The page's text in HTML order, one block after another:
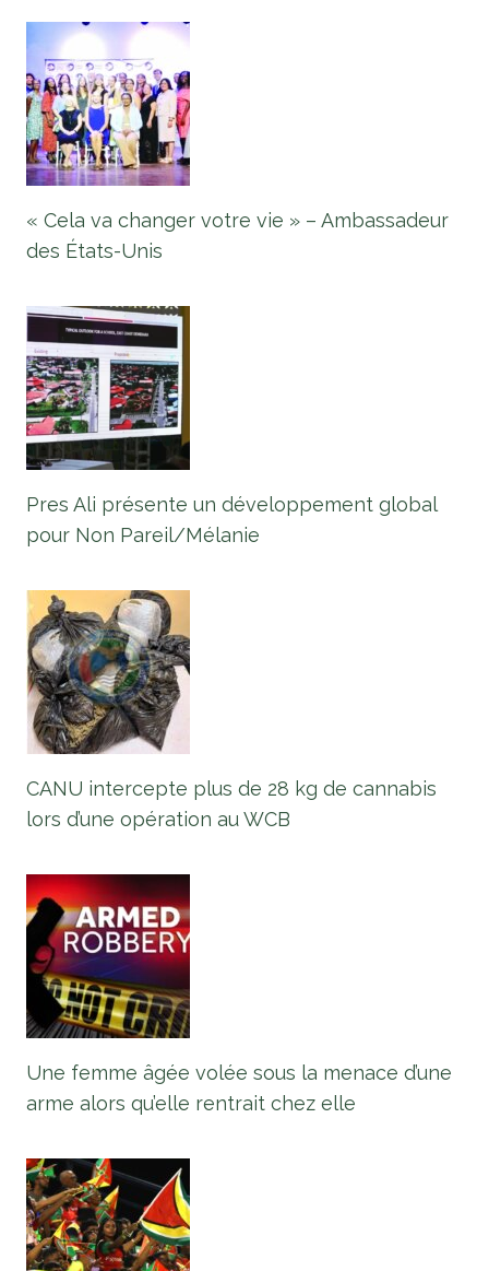
« Cela va changer votre vie » – Ambassadeur
des États-Unis
Pres Ali présente un développement global
pour Non Pareil/Mélanie
CANU intercepte plus de 28 kg de cannabis
lors d’une opération au WCB
Une femme âgée volée sous la menace d’une
arme alors qu’elle rentrait chez elle